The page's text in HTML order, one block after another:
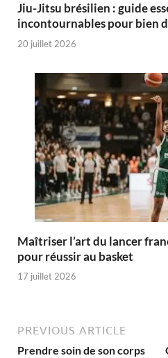
Jiu-Jitsu brésilien : guide
incontournables pour bien
20 juillet 2026
Maîtriser l’art du lancer
pour réussir au basket
17 juillet 2026
PREVIOUS ARTICLE
Prendre soin de son corps